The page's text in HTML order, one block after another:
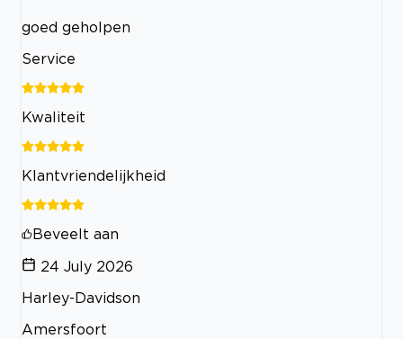
goed geholpen
Service
Kwaliteit
Klantvriendelijkheid
Beveelt aan
24 July 2026
Harley-Davidson
Amersfoort